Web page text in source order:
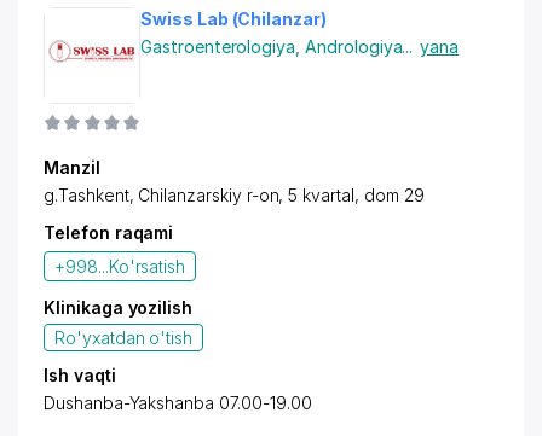
Swiss Lab (Chilanzar)
Gastroenterologiya ,Andrologiya... yana
Manzil
g.Tashkent, Chilanzarskiy r-on, 5 kvartal, dom 29
Telefon raqami
+998...Ko'rsatish
Klinikaga yozilish
Ro'yxatdan o'tish
Ish vaqti
Dushanba-Yakshanba 07.00-19.00